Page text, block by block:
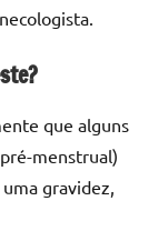
que alguns
menstrual)
gravidez,